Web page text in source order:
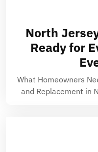
North
Ready for
What Homeowners
and Replacement in